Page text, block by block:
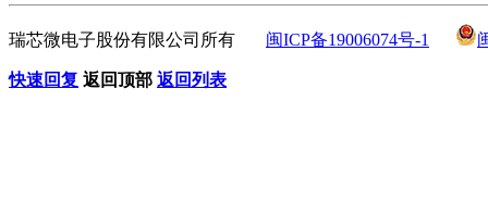
瑞芯微电子股份有限公司所有 闽ICP备19006074号-1
快速回复 返回顶部 返回列表